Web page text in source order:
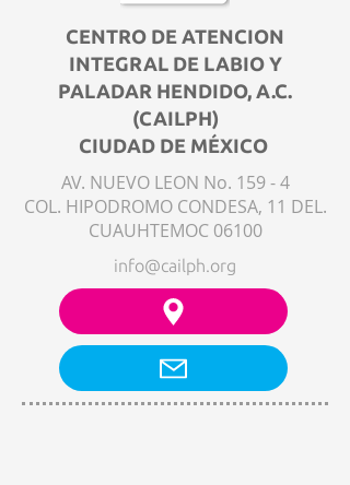
CENTRO DE ATENCION
INTEGRAL DE LABIO Y
PALADAR HENDIDO, A.C.
(CAILPH)
CIUDAD DE MÉXICO
AV. NUEVO LEON No. 159 - 4
COL. HIPODROMO CONDESA, 11 DEL.
CUAUHTEMOC 06100
info@cailph.org